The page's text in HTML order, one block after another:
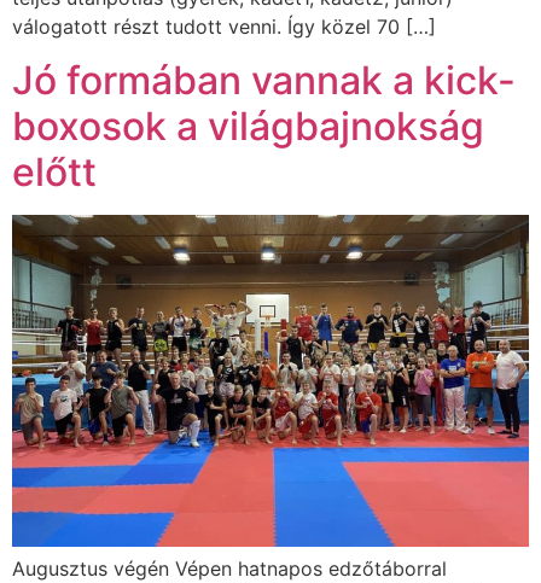
válogatott részt tudott venni. Így közel 70 […]
Jó formában vannak a kick-
boxosok a világbajnokság
előtt
Augusztus végén Vépen hatnapos edzőtáborral